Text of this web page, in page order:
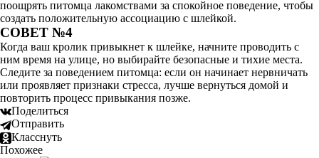
поощрять питомца лакомствами за спокойное поведение, чтобы
создать положительную ассоциацию с шлейкой.
СОВЕТ №4
Когда ваш кролик привыкнет к шлейке, начните проводить с
ним время на улице, но выбирайте безопасные и тихие места.
Следите за поведением питомца: если он начинает нервничать
или проявляет признаки стресса, лучше вернуться домой и
повторить процесс привыкания позже.
Поделиться
Отправить
Класснуть
Похожее